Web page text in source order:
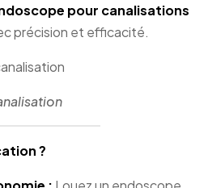
pour canalisations
précision et efficacité.
?